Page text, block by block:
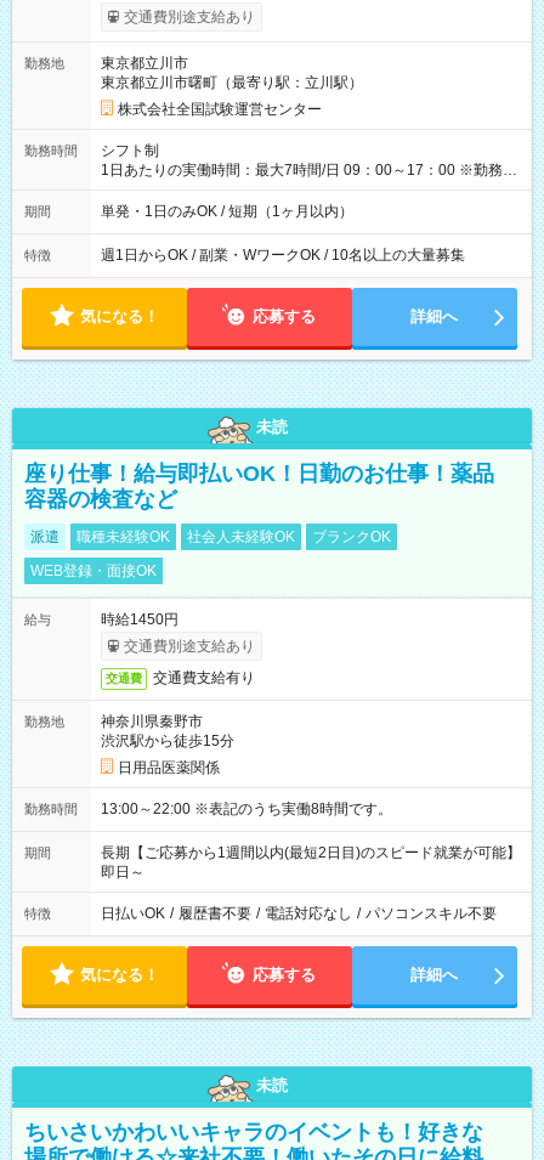
※勤務回数により昇給あり 【即給（前払い）オプションあ
り！】 希望される場合、勤務から1週間ほどで給与の一部を受け
例】 ・河合塾模擬試験 8:30～17:30（休憩1時間） 時給1,300円
×8時間＝日収10,400円＋交通費 ※当日の役割により時給＋100
円の場合あり ・国家試験 7:00～13:30（休憩なし） 時給1,300
円（役割手当＋100円）×6時間＝日収8,400円＋交通費 【試用期
間】試用期間なし
交通費別途支給あり
勤務地
東京都立川市
東京都立川市曙町（最寄り駅：立川駅）
株式会社全国試験運営センター
勤務時間
シフト制
1日あたりの実働時間：最大7時間/日 09：00～17：00 ※勤務時
間は 試験により異なります。
期間 単発・1日のみOK / 短期（1ヶ月以内）
特徴 週1日からOK / 副業・WワークOK / 10名以上の大量募集
気になる！ 応募する 詳細へ
未読
座り仕事！給与即払いOK！日勤のお仕事！薬品
容器の検査など
派遣 職種未経験OK 社会人未経験OK
ブランクOK
WEB登録・面接OK
給与
時給1450円
交通費別途支給あり
交通費 交通費支給有り
勤務地
神奈川県秦野市
渋沢駅から徒歩15分
日用品医薬関係
勤務時間 13:00～22:00 ※表記のうち実働8時間です。
期間
長期【ご応募から1週間以内(最短2日目)のスピード就業が可能】
即日～
特徴 日払いOK / 履歴書不要 / 電話対応なし / パソコンスキル不要
気になる！ 応募する 詳細へ
未読
ちいさいかわいいキャラのイベントも！好きな